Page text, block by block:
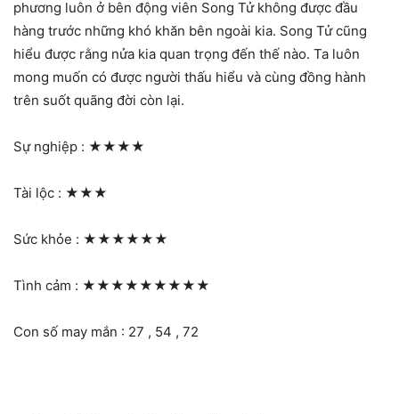
phương luôn ở bên động viên Song Tử không được đầu
hàng trước những khó khăn bên ngoài kia. Song Tử cũng
hiểu được rằng nửa kia quan trọng đến thế nào. Ta luôn
mong muốn có được người thấu hiểu và cùng đồng hành
trên suốt quãng đời còn lại.
Sự nghiệp : ★★★★
Tài lộc : ★★★
Sức khỏe : ★★★★★★
Tình cảm : ★★★★★★★★★
Con số may mắn : 27 , 54 , 72